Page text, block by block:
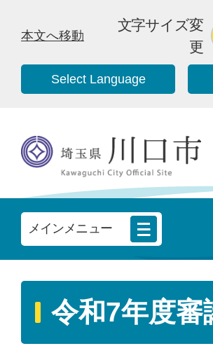
本文へ移動
文字サイズ変
更
Select Language
メインメニュー
令和7年度審